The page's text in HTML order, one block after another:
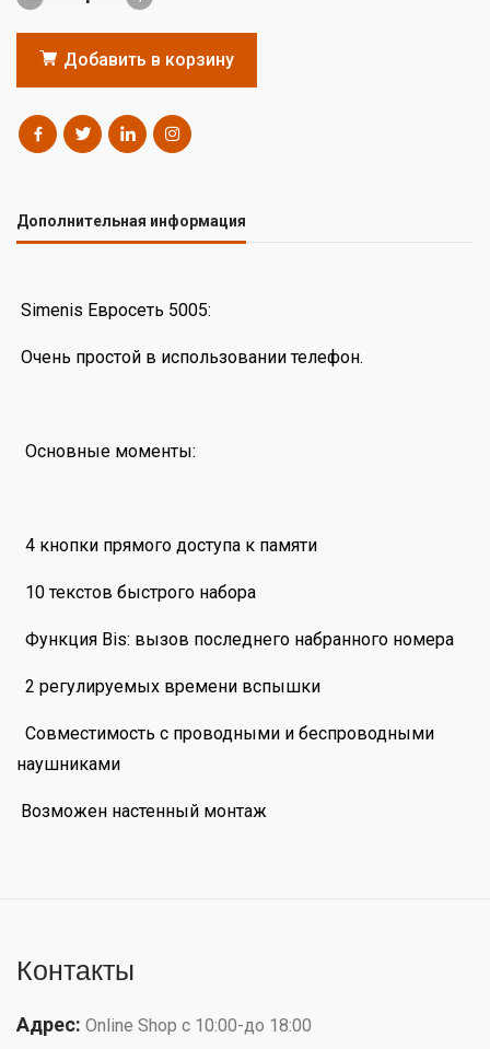
Добавить в корзину
Дополнительная информация
Simenis Евросеть 5005:
Очень простой в использовании телефон.
Основные моменты:
4 кнопки прямого доступа к памяти
10 текстов быстрого набора
Функция Bis: вызов последнего набранного номера
2 регулируемых времени вспышки
Совместимость с проводными и беспроводными
наушниками
Возможен настенный монтаж
Контакты
Адрес: Online Shop с 10:00-до 18:00